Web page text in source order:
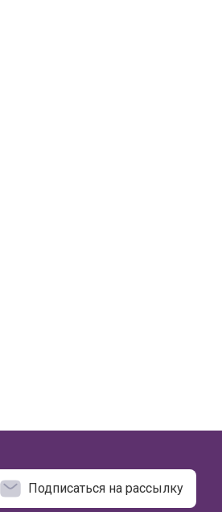
Подписаться на рассылку